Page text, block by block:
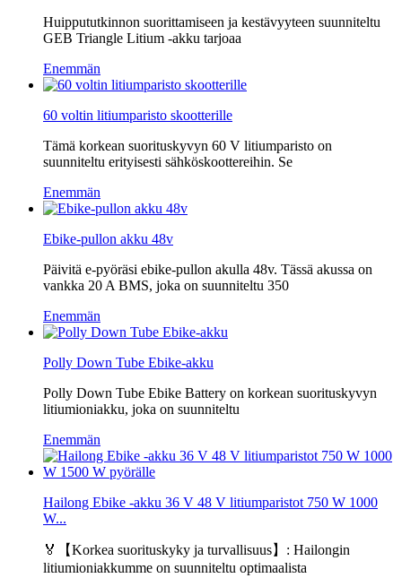
Huippututkinnon suorittamiseen ja kestävyyteen suunniteltu
GEB Triangle Litium -akku tarjoaa
Enemmän
60 voltin litiumparisto skootterille
Tämä korkean suorituskyvyn 60 V litiumparisto on
suunniteltu erityisesti sähköskoottereihin. Se
Enemmän
Ebike-pullon akku 48v
Päivitä e-pyöräsi ebike-pullon akulla 48v. Tässä akussa on
vankka 20 A BMS, joka on suunniteltu 350
Enemmän
Polly Down Tube Ebike-akku
Polly Down Tube Ebike Battery on korkean suorituskyvyn
litiumioniakku, joka on suunniteltu
Enemmän
Hailong Ebike -akku 36 V 48 V litiumparistot 750 W 1000
W...
🏅【Korkea suorituskyky ja turvallisuus】: Hailongin
litiumioniakkumme on suunniteltu optimaalista